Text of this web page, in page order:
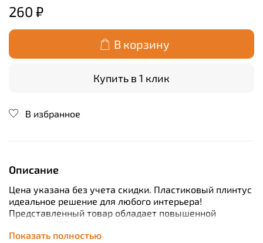
260 ₽
В корзину
Купить в 1 клик
В избранное
Описание
Цена указана без учета скидки. Пластиковый плинтус
идеальное решение для любого интерьера!
Представленный товар обладает повышенной
толщиной (22 мм), что обеспечивает дополнительную
прочность конструкции. Благодаря длине в 2200 мм
Показать полностью